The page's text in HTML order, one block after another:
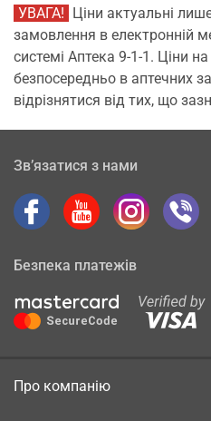
УВАГА!
Ціни актуальні
замовлення в електронній
системі Аптека 9-1-1. Ціни на
безпосередньо в аптечних
відрізнятися від тих, що
Зв’язатися з нами
Безпека платежів
Про компанію